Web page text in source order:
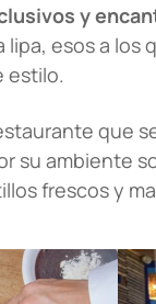
y
esos a los
estilo.
que
su ambiente
frescos y